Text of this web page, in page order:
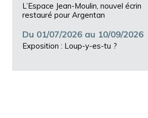
L’Espace Jean-Moulin, nouvel écrin
restauré pour Argentan
Du 01/07/2026 au 10/09/2026
Exposition : Loup-y-es-tu ?